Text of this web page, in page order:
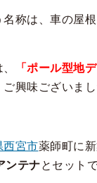
名称は、車の屋
「ポール型地
興味ございま
西宮市薬師町に
ンテナとセット